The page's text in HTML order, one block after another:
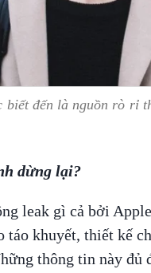
biết đến là nguồn rò rỉ
dừng lại?
leak gì cả bởi
khuyết, thiết kế
thông tin này